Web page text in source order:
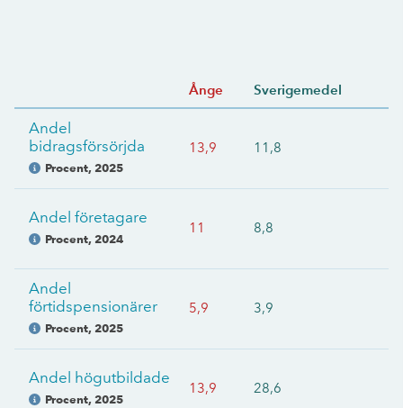
Ånge Sverigemedel
Andel
bidragsförsörjda
Procent, 2025
13,9 11,8
Andel företagare
Procent, 2024
11 8,8
Andel
förtidspensionärer
Procent, 2025
5,9 3,9
Andel högutbildade
Procent, 2025
13,9 28,6